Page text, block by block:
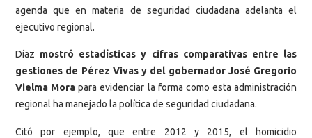
agenda que en materia de seguridad ciudadana adelanta el
ejecutivo regional.
Díaz mostró estadísticas y cifras comparativas entre las
gestiones de Pérez Vivas y del gobernador José Gregorio
Vielma Mora para evidenciar la forma como esta administración
regional ha manejado la política de seguridad ciudadana.
Citó por ejemplo, que entre 2012 y 2015, el homicidio